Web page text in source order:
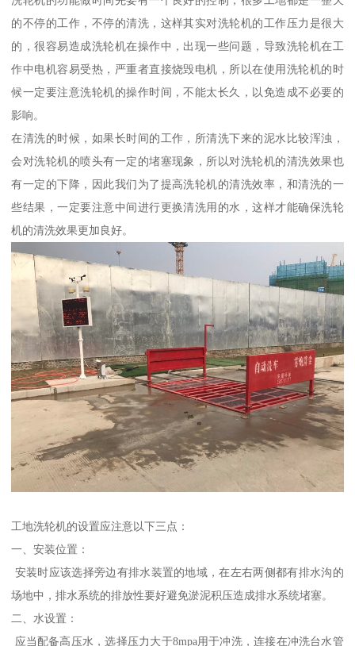
的不停的工作，不停的清洗，这样其实对洗轮机的工作压力是很大
的，很容易造成洗轮机在操作中，出现一些问题，导致洗轮机在工
作中电机容易受热，严重者直接烧毁电机，所以在使用洗轮机的时
候一定要注意洗轮机的操作时间，不能太长久，以免造成不必要的
影响。
在清洗的时候，如果长时间的工作，所清洗下来的泥水比较浑浊，
会对洗轮机的喷头有一定的堵塞现象，所以对洗轮机的清洗效果也
有一定的下降，因此我们为了提高洗轮机的清洗效率，和清洗的一
些结果，一定要注意中间进行更换清洗用的水，这样才能确保洗轮
机的清洗效果更加良好。
工地洗轮机的设置应注意以下三点：
一、安装位置：
安装时应该选择旁边有排水装置的地域，在左右两侧都有排水沟的
场地中，排水系统的排放性要好避免淤泥积压造成排水系统堵塞。
二、水设置：
应当配备高压水，选择压力大于8mpa用于冲洗，连接在冲洗台水管